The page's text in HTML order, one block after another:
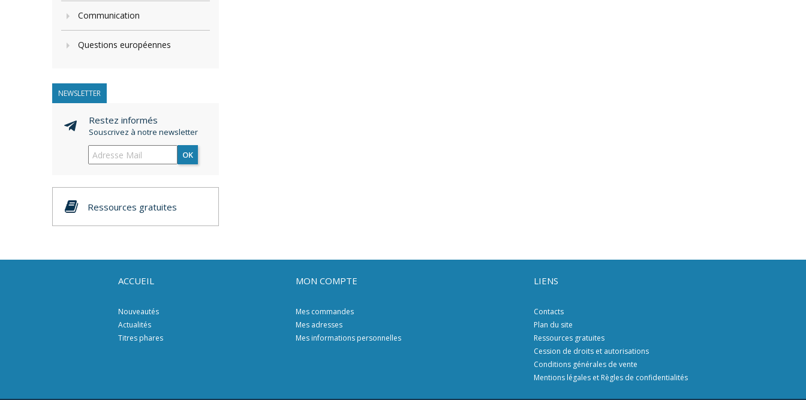
Communication
Questions européennes
NEWSLETTER
Restez informés
Souscrivez à notre newsletter
OK
Ressources gratuites
ACCUEIL
Nouveautés
Actualités
Titres phares
MON COMPTE
Mes commandes
Mes adresses
Mes informations personnelles
LIENS
Contacts
Plan du site
Ressources gratuites
Cession de droits et autorisations
Conditions générales de vente
Mentions légales et Règles de confidentialités